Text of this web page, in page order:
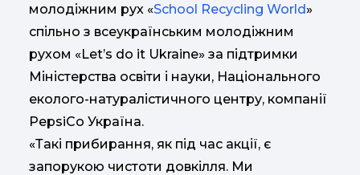
молодіжним рух «School Recycling World»
спільно з всеукраїнським молодіжним
рухом «Let’s do it Ukraine» за підтримки
Міністерства освіти і науки, Національного
еколого-натуралістичного центру, компанії
PepsiCo Україна.
«Такі прибирання, як під час акції, є
запорукою чистоти довкілля. Ми